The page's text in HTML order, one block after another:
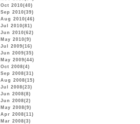
Oct 2010(40)
Sep 2010(39)
Aug 2010(46)
Jul 2010(81)
Jun 2010(62)
May 2010(9)
Jul 2009(16)
Jun 2009(35)
May 2009(44)
Oct 2008(4)
Sep 2008(31)
Aug 2008(15)
Jul 2008(23)
Jun 2008(8)
Jun 2008(2)
May 2008(9)
Apr 2008(11)
Mar 2008(3)